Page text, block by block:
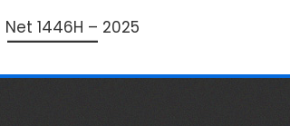
1446H – 2025